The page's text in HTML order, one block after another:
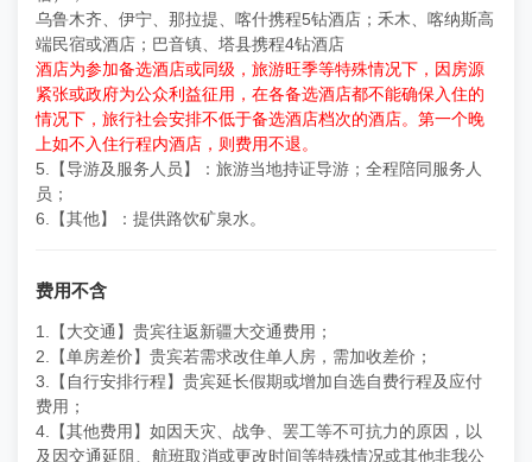
乌鲁木齐、伊宁、那拉提、喀什携程5钻酒店；禾木、喀纳斯高
端民宿或酒店；巴音镇、塔县携程4钻酒店
酒店为参加备选酒店或同级，旅游旺季等特殊情况下，因房源
紧张或政府为公众利益征用，在各备选酒店都不能确保入住的
情况下，旅行社会安排不低于备选酒店档次的酒店。第一个晚
上如不入住行程内酒店，则费用不退。
5.【导游及服务人员】：旅游当地持证导游；全程陪同服务人
员；
6.【其他】：提供路饮矿泉水。
费用不含
1.【大交通】贵宾往返新疆大交通费用；
2.【单房差价】贵宾若需求改住单人房，需加收差价；
3.【自行安排行程】贵宾延长假期或增加自选自费行程及应付
费用；
4.【其他费用】如因天灾、战争、罢工等不可抗力的原因，以
及因交通延阻、航班取消或更改时间等特殊情况或其他非我公